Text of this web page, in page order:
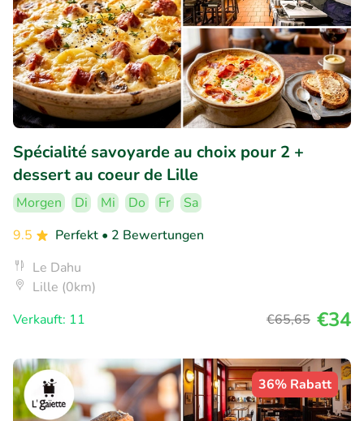
Spécialité savoyarde au choix pour 2 +
dessert au coeur de Lille
Morgen Di Mi Do Fr
Sa
9.5
Perfekt • 2 Bewertungen
Le Dahu
Lille (0km)
Verkauft: 11
€65,65 €34
36% Rabatt